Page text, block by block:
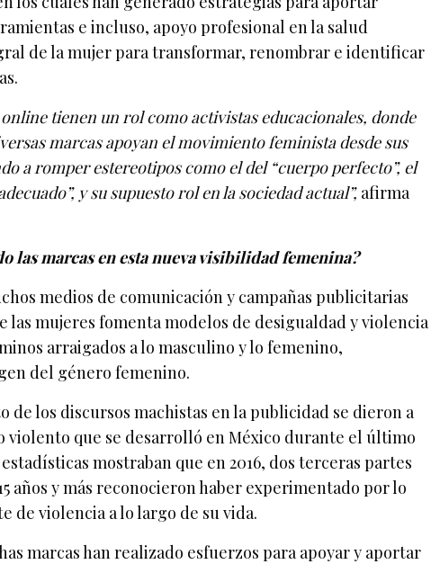
e incluso, apoyo profesional en la salud
de la mujer para transformar, renombrar e identificar
tienen un rol como activistas educacionales, donde
marcas apoyan el movimiento feminista desde sus
a romper estereotipos como el del “cuerpo perfecto”, el
y su supuesto rol en la sociedad actual”, afirma
las marcas en esta nueva visibilidad femenina?
medios de comunicación y campañas publicitarias
las mujeres fomenta modelos de desigualdad y violencia
arraigados a lo masculino y lo femenino,
del género femenino.
de los discursos machistas en la publicidad se dieron a
que se desarrolló en México durante el último
mostraban que en 2016, dos terceras partes
años y más reconocieron haber experimentado por lo
de violencia a lo largo de su vida.
marcas han realizado esfuerzos para apoyar y aportar